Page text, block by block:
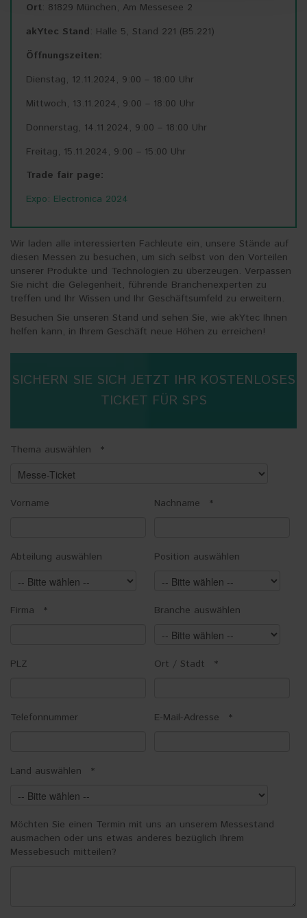
https://akytec.de/en/datenschutzerklarung
Ort: 81829 München, Am Messesee 2
akYtec Stand: Halle 5, Stand 221 (B5.221)
Öffnungszeiten:
Dienstag, 12.11.2024, 9:00 – 18:00 Uhr
Mittwoch, 13.11.2024, 9:00 – 18:00 Uhr
Donnerstag, 14.11.2024, 9:00 – 18:00 Uhr
Freitag, 15.11.2024, 9:00 – 15:00 Uhr
Trade fair page:
Expo: Electronica 2024
Wir laden alle interessierten Fachleute ein, unsere Stände auf
diesen Messen zu besuchen, um sich selbst von den Vorteilen
unserer Produkte und Technologien zu überzeugen. Verpassen
Sie nicht die Gelegenheit, führende Branchenexperten zu
treffen und Ihr Wissen und Ihr Geschäftsumfeld zu erweitern.
Besuchen Sie unseren Stand und sehen Sie, wie akYtec Ihnen
helfen kann, in Ihrem Geschäft neue Höhen zu erreichen!
SICHERN SIE SICH JETZT IHR KOSTENLOSES
TICKET FÜR SPS
Thema auswählen *
Vorname Nachname *
Abteilung auswählen Position auswählen
Firma * Branche auswählen
PLZ Ort / Stadt *
Telefonnummer E-Mail-Adresse *
Land auswählen *
Möchten Sie einen Termin mit uns an unserem Messestand
ausmachen oder uns etwas anderes bezüglich Ihrem
Messebesuch mitteilen?